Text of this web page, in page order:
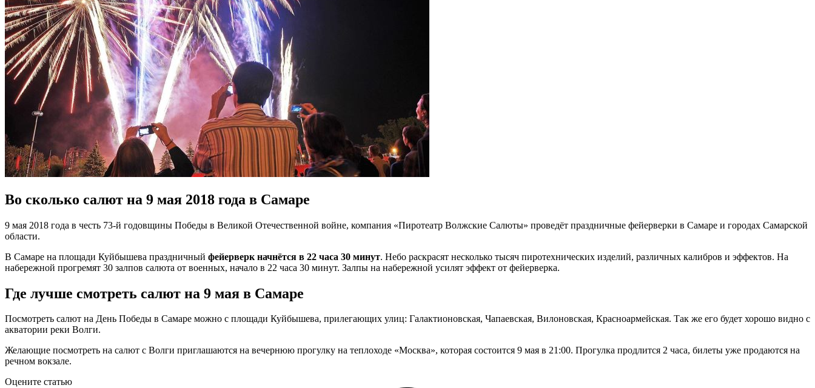
Во сколько салют на 9 мая 2018 года в Самаре
9 мая 2018 года в честь 73-й годовщины Победы в Великой Отечественной войне, компания «Пиротеатр Волжские Салюты» проведёт праздничные фейерверки в Самаре и городах Самарской
области.
В Самаре на площади Куйбышева праздничный фейерверк начнётся в 22 часа 30 минут. Небо раскрасят несколько тысяч пиротехнических изделий, различных калибров и эффектов. На
набережной прогремят 30 залпов салюта от военных, начало в 22 часа 30 минут. Залпы на набережной усилят эффект от фейерверка.
Где лучше смотреть салют на 9 мая в Самаре
Посмотреть салют на День Победы в Самаре можно с площади Куйбышева, прилегающих улиц: Галактионовская, Чапаевская, Вилоновская, Красноармейская. Так же его будет хорошо видно с
акватории реки Волги.
Желающие посмотреть на салют с Волги приглашаются на вечернюю прогулку на теплоходе «Москва», которая состоится 9 мая в 21:00. Прогулка продлится 2 часа, билеты уже продаются на
речном вокзале.
Оцените статью